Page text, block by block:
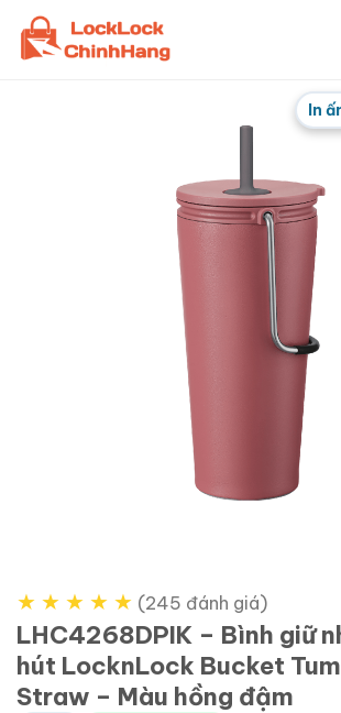
Skip
content
In
★ ★ ★ ★ ★ (245 đánh giá)
LHC4268DPIK – Bình giữ
hút LocknLock Bucket
Straw – Màu hồng đậm